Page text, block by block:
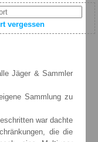
vergessen
Jäger & Sammler
Sammlung zu
war dachte
die die